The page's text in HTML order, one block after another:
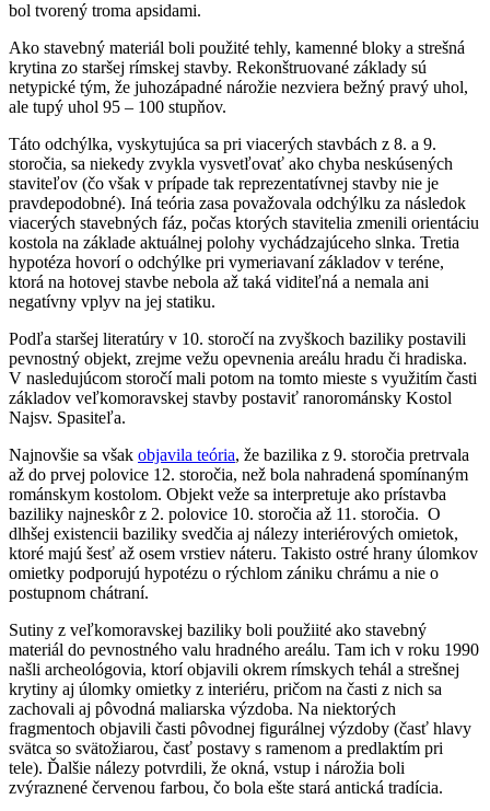
bol tvorený troma apsidami.
Ako stavebný materiál boli použité tehly, kamenné bloky a strešná
krytina zo staršej rímskej stavby. Rekonštruované základy sú
netypické tým, že juhozápadné nárožie nezviera bežný pravý uhol,
ale tupý uhol 95 – 100 stupňov.
Táto odchýlka, vyskytujúca sa pri viacerých stavbách z 8. a 9.
storočia, sa niekedy zvykla vysvetľovať ako chyba neskúsených
staviteľov (čo však v prípade tak reprezentatívnej stavby nie je
pravdepodobné). Iná teória zasa považovala odchýlku za následok
viacerých stavebných fáz, počas ktorých stavitelia zmenili orientáciu
kostola na základe aktuálnej polohy vychádzajúceho slnka. Tretia
hypotéza hovorí o odchýlke pri vymeriavaní základov v teréne,
ktorá na hotovej stavbe nebola až taká viditeľná a nemala ani
negatívny vplyv na jej statiku.
Podľa staršej literatúry v 10. storočí na zvyškoch baziliky postavili
pevnostný objekt, zrejme vežu opevnenia areálu hradu či hradiska.
V nasledujúcom storočí mali potom na tomto mieste s využitím časti
základov veľkomoravskej stavby postaviť ranorománsky Kostol
Najsv. Spasiteľa.
Najnovšie sa však objavila teória, že bazilika z 9. storočia pretrvala
až do prvej polovice 12. storočia, než bola nahradená spomínaným
románskym kostolom. Objekt veže sa interpretuje ako prístavba
baziliky najneskôr z 2. polovice 10. storočia až 11. storočia. O
dlhšej existencii baziliky svedčia aj nálezy interiérových omietok,
ktoré majú šesť až osem vrstiev náteru. Takisto ostré hrany úlomkov
omietky podporujú hypotézu o rýchlom zániku chrámu a nie o
postupnom chátraní.
Sutiny z veľkomoravskej baziliky boli použiité ako stavebný
materiál do pevnostného valu hradného areálu. Tam ich v roku 1990
našli archeológovia, ktorí objavili okrem rímskych tehál a strešnej
krytiny aj úlomky omietky z interiéru, pričom na časti z nich sa
zachovali aj pôvodná maliarska výzdoba. Na niektorých
fragmentoch objavili časti pôvodnej figurálnej výzdoby (časť hlavy
svätca so svätožiarou, časť postavy s ramenom a predlaktím pri
tele). Ďalšie nálezy potvrdili, že okná, vstup i nárožia boli
zvýraznené červenou farbou, čo bola ešte stará antická tradícia.